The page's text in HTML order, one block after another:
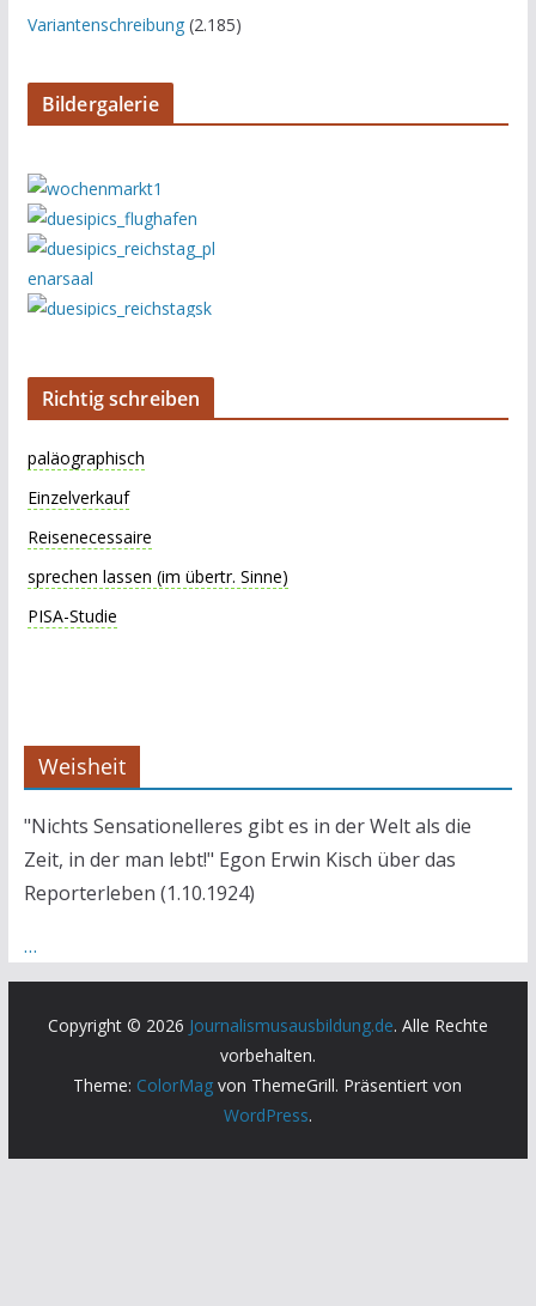
Variantenschreibung(2.185)
Bildergalerie
Richtig schreiben
paläographisch
Einzelverkauf
Reisenecessaire
sprechen lassen (im übertr. Sinne)
PISA-Studie
Weisheit
"Nichts Sensationelleres gibt es in der Welt als die
Zeit, in der man lebt!" Egon Erwin Kisch über das
Reporterleben (1.10.1924)
…
Copyright © 2026 Journalismusausbildung.de. Alle Rechte
vorbehalten.
Theme: ColorMag von ThemeGrill. Präsentiert von
WordPress.